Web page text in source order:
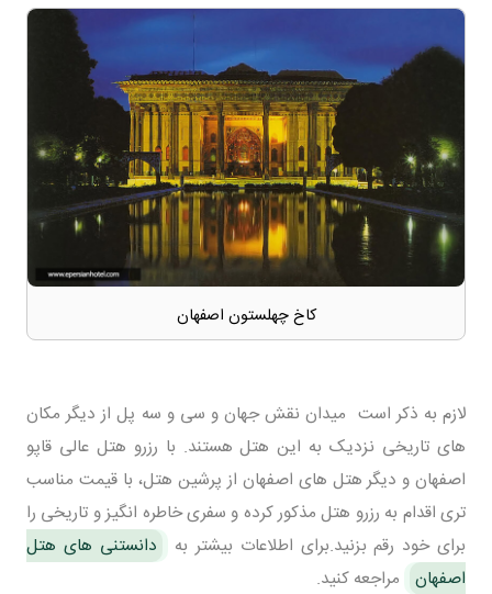
کاخ چهلستون اصفهان
لازم به ذکر است میدان نقش جهان و سی و سه پل از دیگر مکان
های تاریخی نزدیک به این هتل هستند. با رزرو هتل عالی قاپو
اصفهان و دیگر هتل های اصفهان از پرشین هتل، با قیمت مناسب
تری اقدام به رزرو هتل مذکور کرده و سفری خاطره انگیز و تاریخی را
برای خود رقم بزنید.برای اطلاعات بیشتر به
دانستنی های هتل
اصفهان مراجعه کنید.